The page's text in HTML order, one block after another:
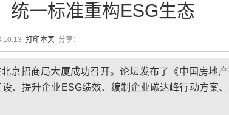
统一标准重构ESG生态
打印本页分享：
京招商局大厦成功召开。论坛发布了《中国房地
、提升企业ESG绩效、编制企业碳达峰行动方案